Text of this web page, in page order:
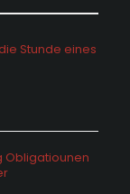
Stunde eines
Obligatiounen